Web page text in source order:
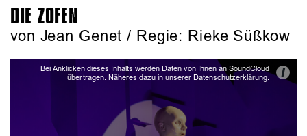
DIE ZOFEN
von Jean Genet / Regie: Rieke Süßkow
Bei Anklicken dieses Inhalts werden Daten von Ihnen an SoundCloud
übertragen. Näheres dazu in unserer Datenschutzerklärung. i